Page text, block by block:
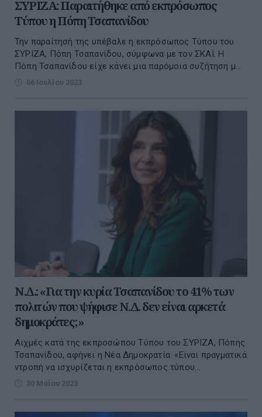
ΣΥΡΙΖΑ: Παραιτήθηκε από εκπρόσωπος
Τύπου η Πόπη Τσαπανίδου
Την παραίτησή της υπέβαλε η εκπρόσωπος Τύπου του
ΣΥΡΙΖΑ, Πόπη Τσαπανίδου, σύμφωνα με τον ΣΚΑΪ. Η
Πόπη Τσαπανίδου είχε κάνει μια παρόμοια συζήτηση μ...
06 Ιουλίου 2023
Ν.Δ.: «Για την κυρία Τσαπανίδου το 41% των
πολιτών που ψήφισε Ν.Δ. δεν είναι αρκετά
δημοκράτες;»
Αιχμές κατά της εκπροσώπου Τύπου του ΣΥΡΙΖΑ, Πόπης
Τσαπανίδου, αφήνει η Νέα Δημοκρατία. «Είναι πραγματικά
ντροπή να ισχυρίζεται η εκπρόσωπος τύπου...
30 Μαΐου 2023